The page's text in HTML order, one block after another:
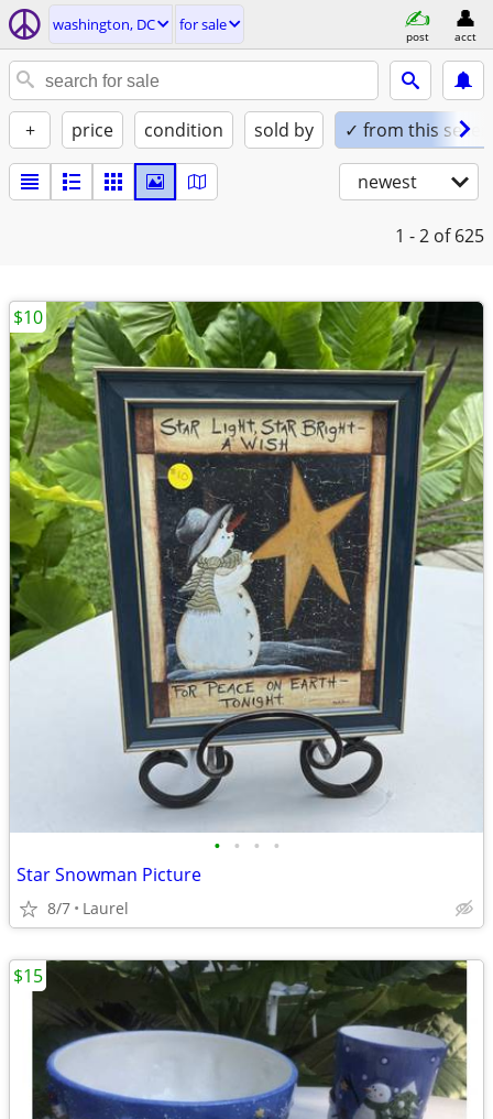
washington, DC for sale
post acct
+ price condition sold by ✓ from this seller
newest
1 - 2 of 625
• • • •
Star Snowman Picture
8/7 Laurel
$10
$15